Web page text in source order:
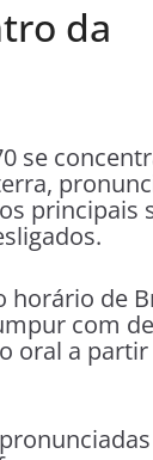
da
se
principais
horário de
com
oral a partir